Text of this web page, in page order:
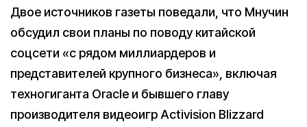
Двое источников газеты поведали, что Мнучин
обсудил свои планы по поводу китайской
соцсети «с рядом миллиардеров и
представителей крупного бизнеса», включая
техногиганта Oracle и бывшего главу
производителя видеоигр Activision Blizzard